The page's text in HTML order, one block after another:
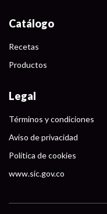
Catálogo
Recetas
Productos
Legal
Términos y condiciones
Aviso de privacidad
Política de cookies
www.sic.gov.co